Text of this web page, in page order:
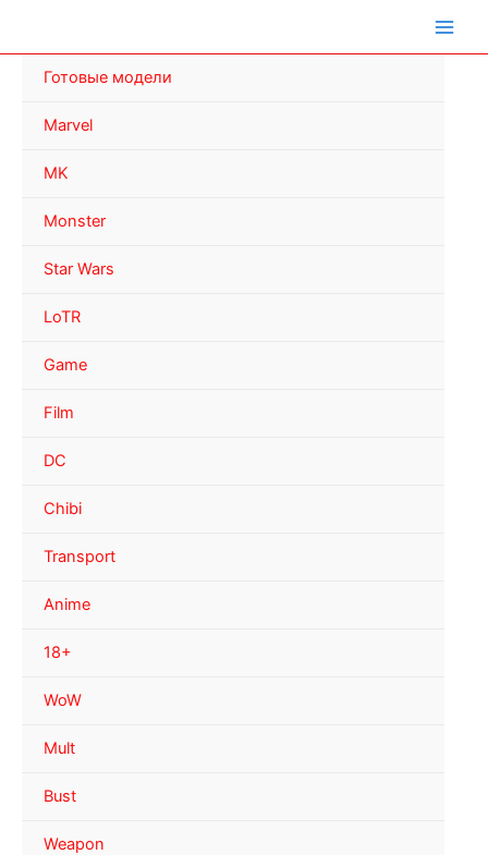
Готовые модели
Marvel
MK
Monster
Star Wars
LoTR
Game
Film
DC
Chibi
Transport
Anime
18+
WoW
Mult
Bust
Weapon